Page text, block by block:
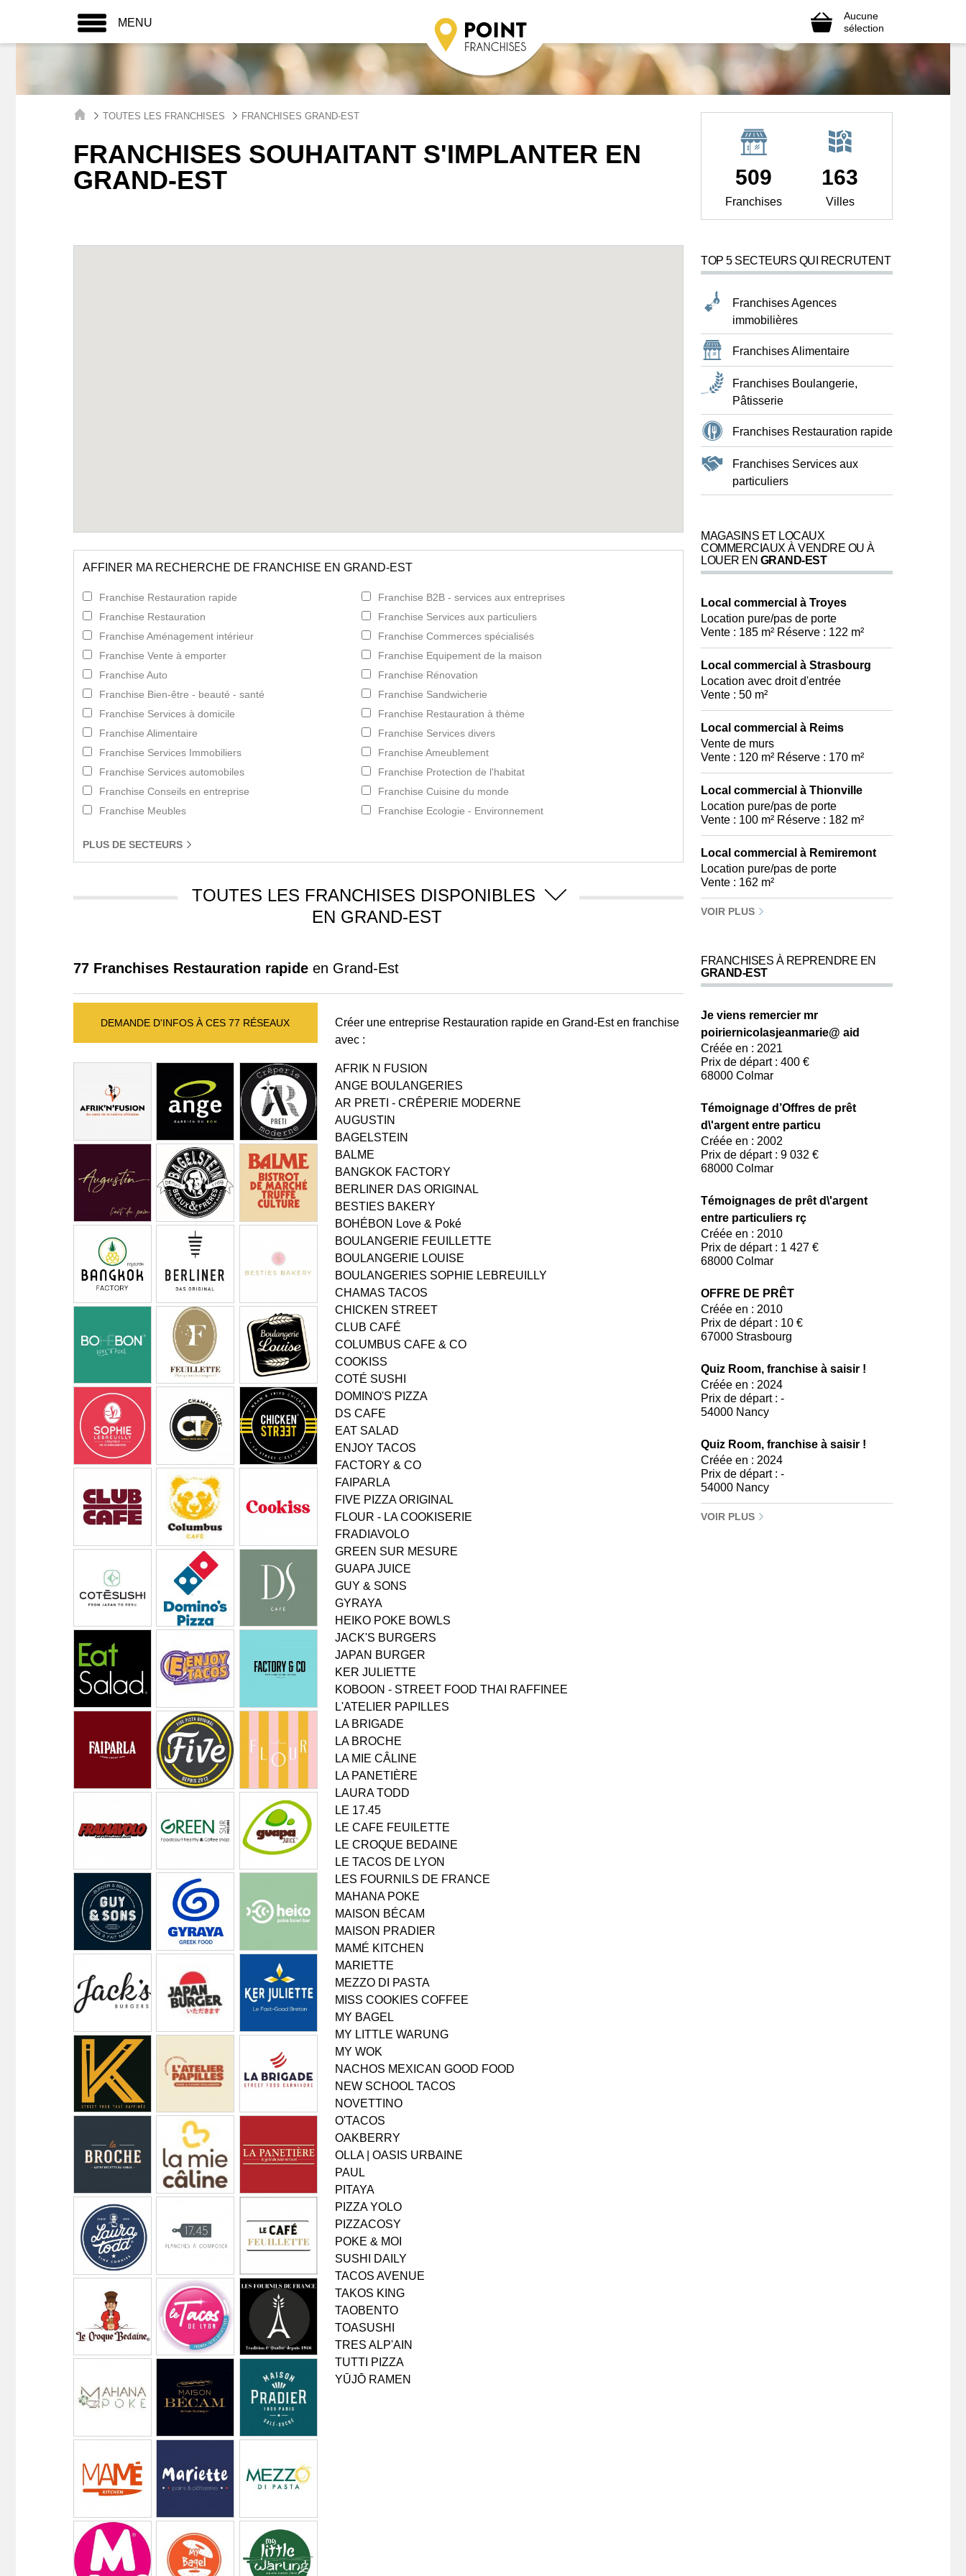
MENU
Aucune
sélection
TOUTES LES FRANCHISES FRANCHISES GRAND-EST
FRANCHISES SOUHAITANT S'IMPLANTER EN
GRAND-EST
AFFINER MA RECHERCHE DE FRANCHISE EN GRAND-EST
Franchise Restauration rapide
Franchise Restauration
Franchise B2B - services aux entreprises
Franchise Services aux particuliers
Franchise Aménagement intérieur
Franchise Vente à emporter
Franchise Commerces spécialisés
Franchise Equipement de la maison
Franchise Auto
Franchise Bien-être - beauté - santé
Franchise Rénovation
Franchise Sandwicherie
Franchise Services à domicile
Franchise Alimentaire
Franchise Restauration à thème
Franchise Services divers
Franchise Services Immobiliers
Franchise Services automobiles
Franchise Ameublement
Franchise Protection de l'habitat
Franchise Conseils en entreprise
Franchise Meubles
Franchise Cuisine du monde
Franchise Ecologie - Environnement
PLUS DE SECTEURS
TOUTES LES FRANCHISES DISPONIBLES
EN GRAND-EST
77 Franchises Restauration rapide en Grand-Est
DEMANDE D'INFOS À CES 77 RÉSEAUX
Créer une entreprise Restauration rapide en Grand-Est en franchise
avec :
AFRIK N FUSION
ANGE BOULANGERIES
AR PRETI - CRÊPERIE MODERNE
AUGUSTIN
BAGELSTEIN
BALME
BANGKOK FACTORY
BERLINER DAS ORIGINAL
BESTIES BAKERY
BOHÉBON Love & Poké
BOULANGERIE FEUILLETTE
BOULANGERIE LOUISE
BOULANGERIES SOPHIE LEBREUILLY
CHAMAS TACOS
CHICKEN STREET
CLUB CAFÉ
COLUMBUS CAFE & CO
COOKISS
COTÉ SUSHI
DOMINO'S PIZZA
DS CAFE
EAT SALAD
ENJOY TACOS
FACTORY & CO
FAIPARLA
FIVE PIZZA ORIGINAL
FLOUR - LA COOKISERIE
FRADIAVOLO
GREEN SUR MESURE
GUAPA JUICE
GUY & SONS
GYRAYA
HEIKO POKE BOWLS
JACK'S BURGERS
JAPAN BURGER
KER JULIETTE
KOBOON - STREET FOOD THAI RAFFINEE
L'ATELIER PAPILLES
LA BRIGADE
LA BROCHE
LA MIE CÂLINE
LA PANETIÈRE
LAURA TODD
LE 17.45
LE CAFE FEUILETTE
LE CROQUE BEDAINE
LE TACOS DE LYON
LES FOURNILS DE FRANCE
MAHANA POKE
MAISON BÉCAM
MAISON PRADIER
MAMÉ KITCHEN
MARIETTE
MEZZO DI PASTA
MISS COOKIES COFFEE
MY BAGEL
MY LITTLE WARUNG
MY WOK
NACHOS MEXICAN GOOD FOOD
NEW SCHOOL TACOS
NOVETTINO
O'TACOS
OAKBERRY
OLLA | OASIS URBAINE
PAUL
PITAYA
PIZZA YOLO
PIZZACOSY
POKE & MOI
SUSHI DAILY
TACOS AVENUE
TAKOS KING
TAOBENTO
TOASUSHI
TRES ALP'AIN
TUTTI PIZZA
YŪJŌ RAMEN
509
Franchises
163
Villes
TOP 5 SECTEURS QUI RECRUTENT
Franchises Agences
immobilières
Franchises Alimentaire
Franchises Boulangerie,
Pâtisserie
Franchises Restauration rapide
Franchises Services aux
particuliers
MAGASINS ET LOCAUX
COMMERCIAUX À VENDRE OU À
LOUER EN GRAND-EST
Local commercial à Troyes
Location pure/pas de porte
Vente : 185 m² Réserve : 122 m²
Local commercial à Strasbourg
Location avec droit d'entrée
Vente : 50 m²
Local commercial à Reims
Vente de murs
Vente : 120 m² Réserve : 170 m²
Local commercial à Thionville
Location pure/pas de porte
Vente : 100 m² Réserve : 182 m²
Local commercial à Remiremont
Location pure/pas de porte
Vente : 162 m²
VOIR PLUS
FRANCHISES À REPRENDRE EN
GRAND-EST
Je viens remercier mr
poiriernicolasjeanmarie@ aid
Créée en : 2021
Prix de départ : 400 €
68000 Colmar
Témoignage d’Offres de prêt
d\'argent entre particu
Créée en : 2002
Prix de départ : 9 032 €
68000 Colmar
Témoignages de prêt d\'argent
entre particuliers rç
Créée en : 2010
Prix de départ : 1 427 €
68000 Colmar
OFFRE DE PRÊT
Créée en : 2010
Prix de départ : 10 €
67000 Strasbourg
Quiz Room, franchise à saisir !
Créée en : 2024
Prix de départ : -
54000 Nancy
Quiz Room, franchise à saisir !
Créée en : 2024
Prix de départ : -
54000 Nancy
VOIR PLUS